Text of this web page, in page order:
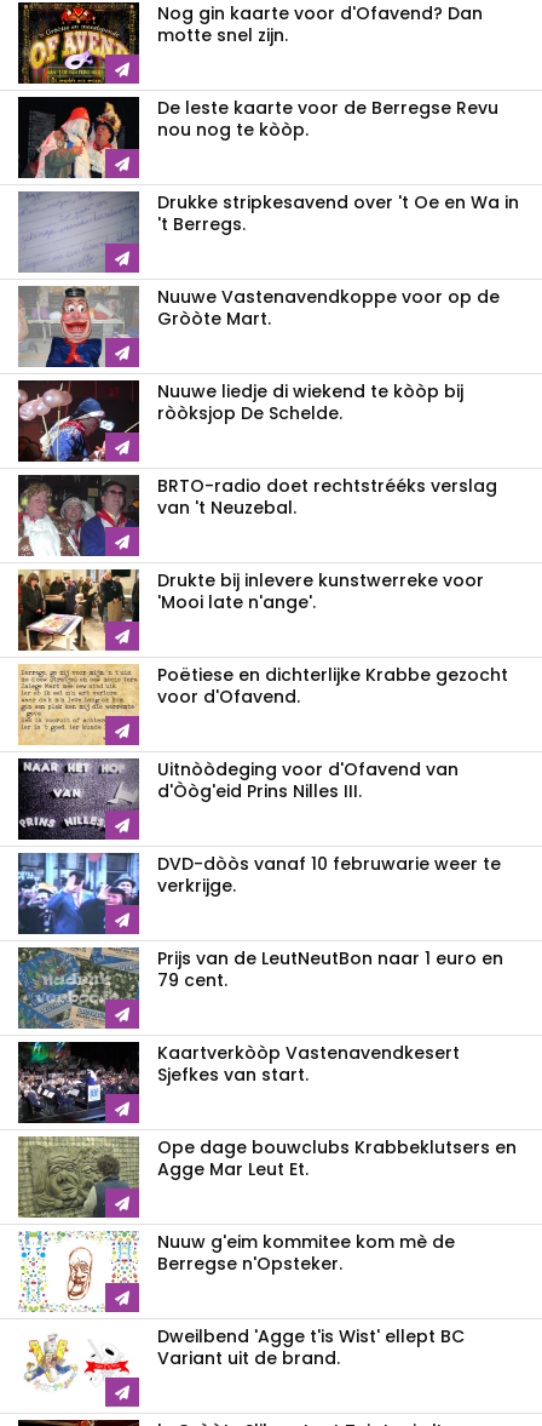
Nog gin kaarte voor d'Ofavend? Dan
motte snel zijn.
De leste kaarte voor de Berregse Revu
nou nog te kòòp.
Drukke stripkesavend over 't Oe en Wa in
't Berregs.
Nuuwe Vastenavendkoppe voor op de
Gròòte Mart.
Nuuwe liedje di wiekend te kòòp bij
ròòksjop De Schelde.
BRTO-radio doet rechtstrééks verslag
van 't Neuzebal.
Drukte bij inlevere kunstwerreke voor
'Mooi late n'ange'.
Poëtiese en dichterlijke Krabbe gezocht
voor d'Ofavend.
Uitnòòdeging voor d'Ofavend van
d'Òòg'eid Prins Nilles III.
DVD-dòòs vanaf 10 februwarie weer te
verkrijge.
Prijs van de LeutNeutBon naar 1 euro en
79 cent.
Kaartverkòòp Vastenavendkesert
Sjefkes van start.
Ope dage bouwclubs Krabbeklutsers en
Agge Mar Leut Et.
Nuuw g'eim kommitee kom mè de
Berregse n'Opsteker.
Dweilbend 'Agge t'is Wist' ellept BC
Variant uit de brand.